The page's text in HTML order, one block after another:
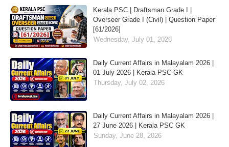
Kerala PSC | Draftsman Grade I |
Overseer Grade I (Civil) | Question Paper
[61/2026]
Wednesday, July 01, 2026
Daily Current Affairs in Malayalam 2026 |
01 July 2026 | Kerala PSC GK
Thursday, July 02, 2026
Daily Current Affairs in Malayalam 2026 |
27 June 2026 | Kerala PSC GK
Sunday, June 28, 2026